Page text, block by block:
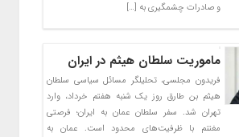
و صادرات چشمگیری به […]
ماموریت سلطان هیثم در ایران
فریدون مجلسی، تحلیلگر مسائل سیاسی سلطان
هیثم بن طارق روز یک شنبه هفتم خرداد، وارد
تهران شد. سفر سلطان عمان به ایران؛ فرصتی
مغتنم با ظرفیت‌های محدود است. عمان به